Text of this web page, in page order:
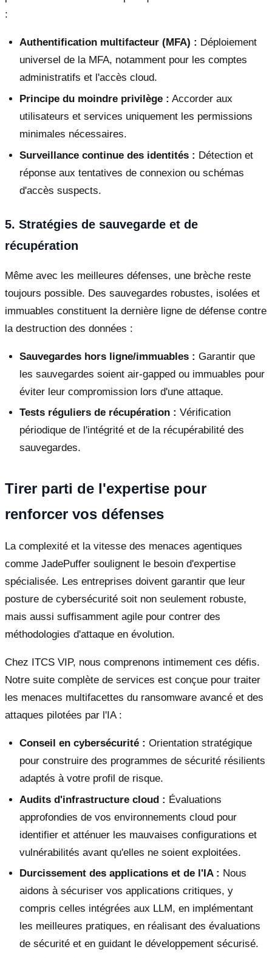
:
Authentification multifacteur (MFA) : Déploiement
universel de la MFA, notamment pour les comptes
administratifs et l'accès cloud.
Principe du moindre privilège : Accorder aux
utilisateurs et services uniquement les permissions
minimales nécessaires.
Surveillance continue des identités : Détection et
réponse aux tentatives de connexion ou schémas
d'accès suspects.
5. Stratégies de sauvegarde et de
récupération
Même avec les meilleures défenses, une brèche reste
toujours possible. Des sauvegardes robustes, isolées et
immuables constituent la dernière ligne de défense contre
la destruction des données :
Sauvegardes hors ligne/immuables : Garantir que
les sauvegardes soient air-gapped ou immuables pour
éviter leur compromission lors d'une attaque.
Tests réguliers de récupération : Vérification
périodique de l'intégrité et de la récupérabilité des
sauvegardes.
Tirer parti de l'expertise pour
renforcer vos défenses
La complexité et la vitesse des menaces agentiques
comme JadePuffer soulignent le besoin d'expertise
spécialisée. Les entreprises doivent garantir que leur
posture de cybersécurité soit non seulement robuste,
mais aussi suffisamment agile pour contrer des
méthodologies d'attaque en évolution.
Chez ITCS VIP, nous comprenons intimement ces défis.
Notre suite complète de services est conçue pour traiter
les menaces multifacettes du ransomware avancé et des
attaques pilotées par l'IA :
Conseil en cybersécurité : Orientation stratégique
pour construire des programmes de sécurité résilients
adaptés à votre profil de risque.
Audits d'infrastructure cloud : Évaluations
approfondies de vos environnements cloud pour
identifier et atténuer les mauvaises configurations et
vulnérabilités avant qu'elles ne soient exploitées.
Durcissement des applications et de l'IA : Nous
aidons à sécuriser vos applications critiques, y
compris celles intégrées aux LLM, en implémentant
les meilleures pratiques, en réalisant des évaluations
de sécurité et en guidant le développement sécurisé.